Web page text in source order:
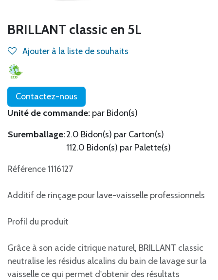
BRILLANT classic en 5L
Ajouter à la liste de souhaits
Contactez-nous
Unité de commande: par Bidon(s)
Suremballage:2.0 Bidon(s) par Carton(s)
112.0 Bidon(s) par Palette(s)
Référence 1116127
Additif de rinçage pour lave-vaisselle professionnels
Profil du produit
Grâce à son acide citrique naturel, BRILLANT classic
neutralise les résidus alcalins du bain de lavage sur la
vaisselle ce qui permet d'obtenir des résultats